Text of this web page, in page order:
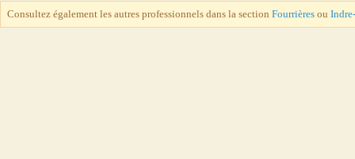
Consultez également les autres professionnels dans la section Fourrières ou